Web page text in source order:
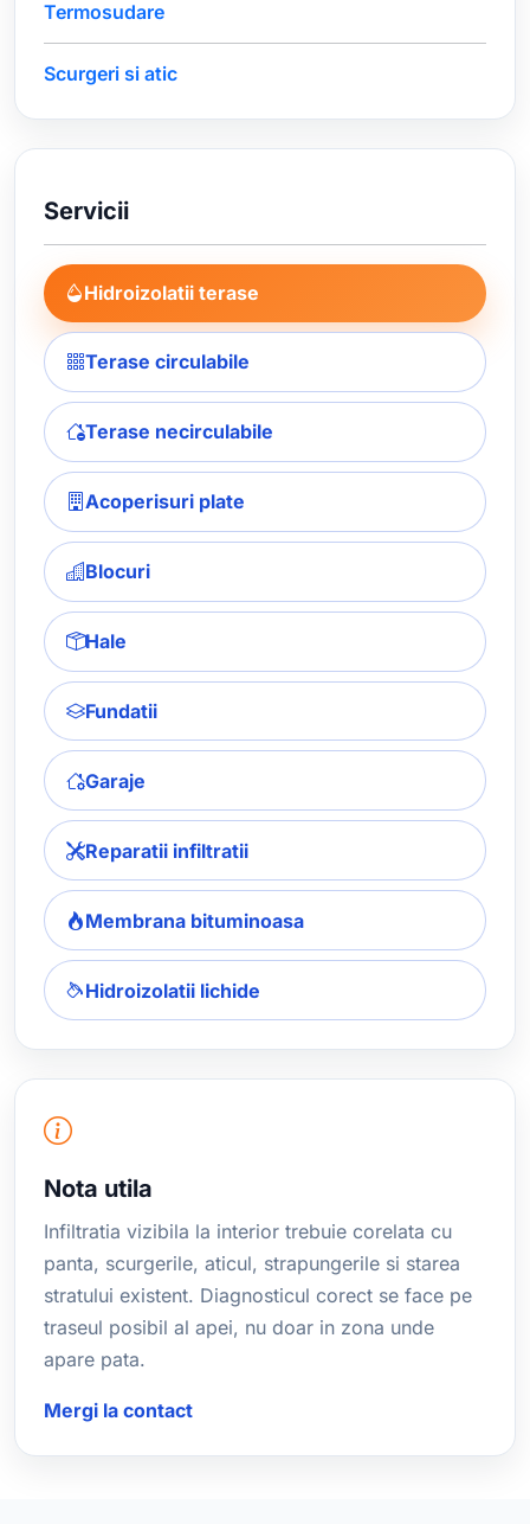
Termosudare
Scurgeri si atic
Servicii
Hidroizolatii terase
Terase circulabile
Terase necirculabile
Acoperisuri plate
Blocuri
Hale
Fundatii
Garaje
Reparatii infiltratii
Membrana bituminoasa
Hidroizolatii lichide
Nota utila
Infiltratia vizibila la interior trebuie corelata cu
panta, scurgerile, aticul, strapungerile si starea
stratului existent. Diagnosticul corect se face pe
traseul posibil al apei, nu doar in zona unde
apare pata.
Mergi la contact